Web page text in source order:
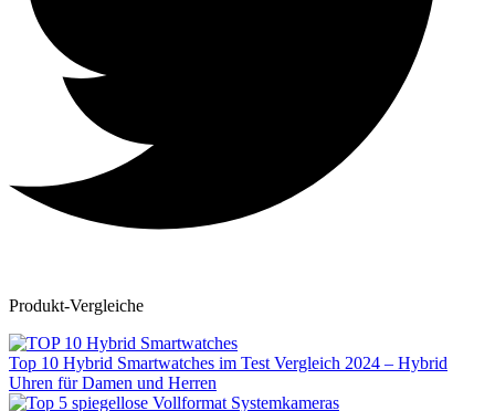
Produkt-Vergleiche
Top 10 Hybrid Smartwatches im Test Vergleich 2024 – Hybrid
Uhren für Damen und Herren